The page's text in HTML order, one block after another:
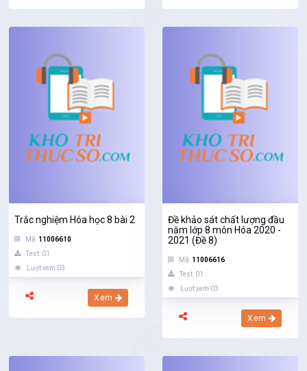
Trắc nghiệm Hóa học 8 bài 2
Mã: 11006610
Test: 01
Lượt xem:03
Xem
Đề khảo sát chất lượng đầu
năm lớp 8 môn Hóa 2020 -
2021 (Đề 8)
Mã: 11006616
Test: 01
Lượt xem:03
Xem